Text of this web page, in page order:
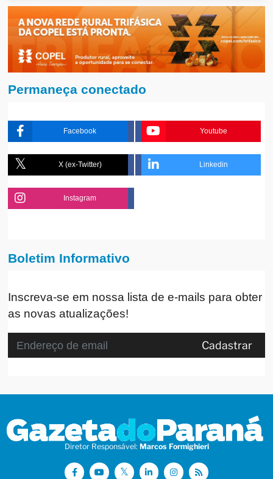
Permaneça conectado
Facebook Youtube
X (ex-Twitter) Linkedin
Instagram
Boletim Informativo
Inscreva-se em nossa lista de e-mails para obter
as novas atualizações!
Cadastrar
Diretor Responsável: Marcos Formighieri